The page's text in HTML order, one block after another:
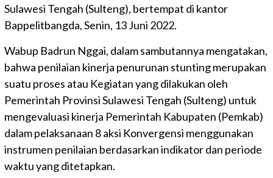
Sulawesi Tengah (Sulteng), bertempat di kantor
Bappelitbangda, Senin, 13 Juni 2022.
Wabup Badrun Nggai, dalam sambutannya mengatakan,
bahwa penilaian kinerja penurunan stunting merupakan
suatu proses atau Kegiatan yang dilakukan oleh
Pemerintah Provinsi Sulawesi Tengah (Sulteng) untuk
mengevaluasi kinerja Pemerintah Kabupaten (Pemkab)
dalam pelaksanaan 8 aksi Konvergensi menggunakan
instrumen penilaian berdasarkan indikator dan periode
waktu yang ditetapkan.